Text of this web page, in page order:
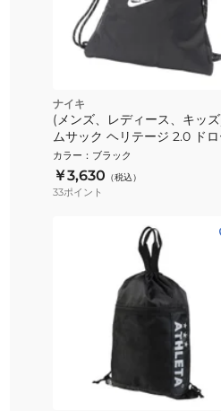
ナイキ
(メンズ、レディース、キッ
ムサック ヘリテージ 2.0 ドロ
トリングバッグ 黒 12L
010 ナップザック ナップサッ
カラー ： ブラック
￥3,630 （税込）
33ポイント